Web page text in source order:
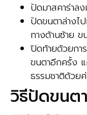
ปัดมาสคาร่าล
ปัดขนตาล่างไ
ทางด้านซ้าย ข
ปิดท้ายด้วยกา
ขนตาอีกครั้ง
ธรรมชาติด้วย
วิธีปัดขนต